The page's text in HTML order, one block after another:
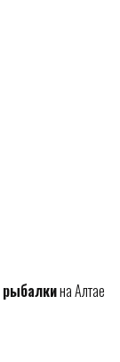
рыбалкина Алтае